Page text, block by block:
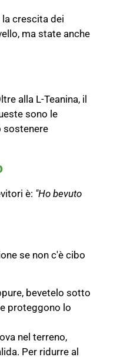
crescita dei
ma state anche
alla L-Teanina, il
sono le
sostenere
è: "Ho bevuto
se non c'è cibo
bevetelo sotto
proteggono lo
nel terreno,
Per ridurre al